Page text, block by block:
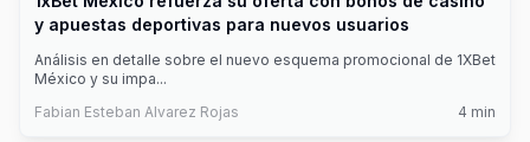
y apuestas deportivas para nuevos usuarios
Análisis en detalle sobre el nuevo esquema promocional de 1XBet
México y su impa...
Fabian Esteban Alvarez Rojas
4 min